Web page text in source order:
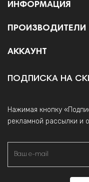
ИНФОРМАЦИЯ
ПРОИЗВОДИТЕЛИ
АККАУНТ
ПОДПИСКА НА
Нажимая кнопку
рекламной рассылки и